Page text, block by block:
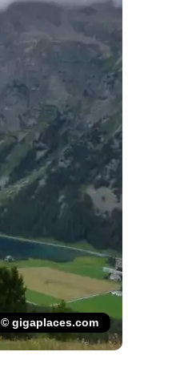
© gigaplaces.com